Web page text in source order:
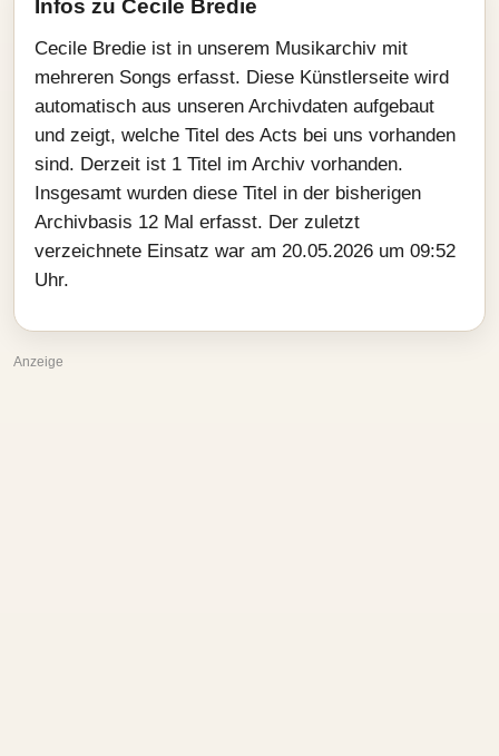
Infos zu Cecile Bredie
Cecile Bredie ist in unserem Musikarchiv mit
mehreren Songs erfasst. Diese Künstlerseite wird
automatisch aus unseren Archivdaten aufgebaut
und zeigt, welche Titel des Acts bei uns vorhanden
sind. Derzeit ist 1 Titel im Archiv vorhanden.
Insgesamt wurden diese Titel in der bisherigen
Archivbasis 12 Mal erfasst. Der zuletzt
verzeichnete Einsatz war am 20.05.2026 um 09:52
Uhr.
Anzeige